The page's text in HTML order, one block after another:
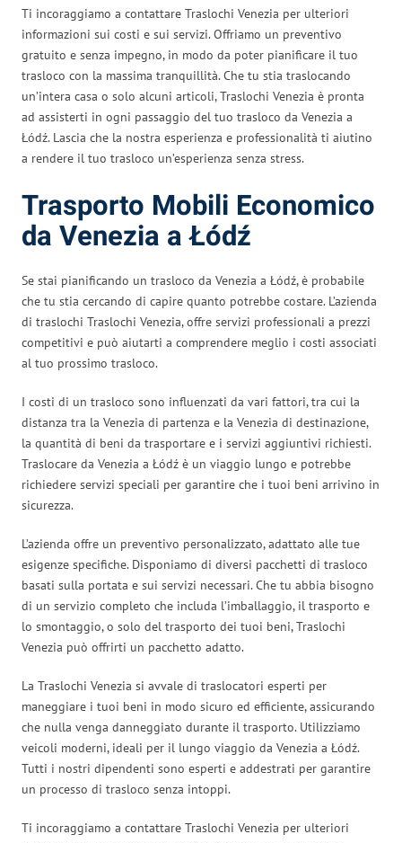
Ti incoraggiamo a contattare Traslochi Venezia per ulteriori
informazioni sui costi e sui servizi. Offriamo un preventivo
gratuito e senza impegno, in modo da poter pianificare il tuo
trasloco con la massima tranquillità. Che tu stia traslocando
un’intera casa o solo alcuni articoli, Traslochi Venezia è pronta
ad assisterti in ogni passaggio del tuo trasloco da Venezia a
Łódź. Lascia che la nostra esperienza e professionalità ti aiutino
a rendere il tuo trasloco un’esperienza senza stress.
Trasporto Mobili Economico
da Venezia a Łódź
Se stai pianificando un trasloco da Venezia a Łódź, è probabile
che tu stia cercando di capire quanto potrebbe costare. L’azienda
di traslochi Traslochi Venezia, offre servizi professionali a prezzi
competitivi e può aiutarti a comprendere meglio i costi associati
al tuo prossimo trasloco.
I costi di un trasloco sono influenzati da vari fattori, tra cui la
distanza tra la Venezia di partenza e la Venezia di destinazione,
la quantità di beni da trasportare e i servizi aggiuntivi richiesti.
Traslocare da Venezia a Łódź è un viaggio lungo e potrebbe
richiedere servizi speciali per garantire che i tuoi beni arrivino in
sicurezza.
L’azienda offre un preventivo personalizzato, adattato alle tue
esigenze specifiche. Disponiamo di diversi pacchetti di trasloco
basati sulla portata e sui servizi necessari. Che tu abbia bisogno
di un servizio completo che includa l’imballaggio, il trasporto e
lo smontaggio, o solo del trasporto dei tuoi beni, Traslochi
Venezia può offrirti un pacchetto adatto.
La Traslochi Venezia si avvale di traslocatori esperti per
maneggiare i tuoi beni in modo sicuro ed efficiente, assicurando
che nulla venga danneggiato durante il trasporto. Utilizziamo
veicoli moderni, ideali per il lungo viaggio da Venezia a Łódź.
Tutti i nostri dipendenti sono esperti e addestrati per garantire
un processo di trasloco senza intoppi.
Ti incoraggiamo a contattare Traslochi Venezia per ulteriori